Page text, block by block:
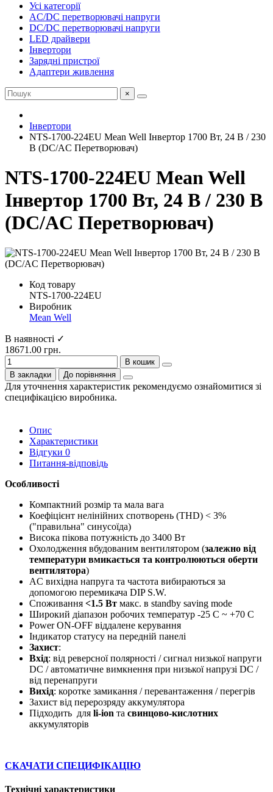
Усі категорії
AC/DC перетворювачі напруги
DC/DC перетворювачі напруги
LED драйвери
Інвертори
Зарядні пристрої
Адаптери живлення
×
Інвертори
NTS-1700-224EU Mean Well Інвертор 1700 Вт, 24 В / 230
В (DC/AC Перетворювач)
NTS-1700-224EU Mean Well
Інвертор 1700 Вт, 24 В / 230 В
(DC/AC Перетворювач)
Код товару
NTS-1700-224EU
Виробник
Mean Well
В наявності ✓
18671.00 грн.
В кошик
В закладки
До порівняння
Для уточнення характеристик рекомендуємо ознайомитися зі
специфікацією виробника.
Опис
Характеристики
Відгуки 0
Питання-відповідь
Особливості
Компактний розмір та мала вага
Коефіцієнт нелінійних спотворень (THD) < 3%
("правильна" синусоїда)
Висока пікова потужність до 3400 Вт
Охолодження вбудованим вентилятором (залежно від
температури вмикається та контролюються оберти
вентилятора)
AC вихідна напруга та частота вибираються за
допомогою перемикача DIP S.W.
Споживання <1.5 Вт макс. в standby saving mode
Широкий діапазон робочих температур -25 C ~ +70 C
Power ON-OFF віддалене керування
Індикатор статусу на передній панелі
Захист:
Вхід: від реверсної полярності / сигнал низької напруги
DC / автоматичне вимкнення при низької напрузі DC /
від перенапруги
Вихід: коротке замикання / перевантаження / перегрів
Захист від перерозряду аккумулятора
Підходить для li-ion та свинцово-кислотних
аккумуляторів
СКАЧАТИ СПЕЦИФІКАЦІЮ
Технічні характеристики